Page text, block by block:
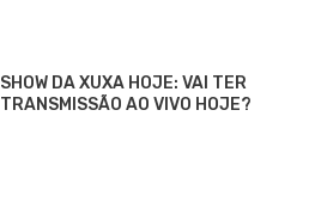
SHOW DA XUXA HOJE: VAI TER
TRANSMISSÃO AO VIVO HOJE?